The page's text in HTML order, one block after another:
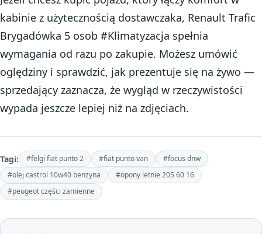
kabinie z użytecznością dostawczaka, Renault Trafic
Brygadówka 5 osob #Klimatyzacja spełnia
wymagania od razu po zakupie. Możesz umówić
oględziny i sprawdzić, jak prezentuje się na żywo —
sprzedający zaznacza, że wygląd w rzeczywistości
wypada jeszcze lepiej niż na zdjęciach.
Tagi: #felgi fiat punto 2 #fiat punto van
#focus dnw
#olej castrol 10w40 benzyna
#opony letnie 205 60 16
#peugeot części zamienne